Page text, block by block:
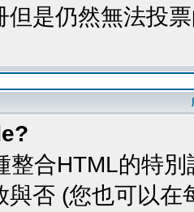
但是仍然無法投
整合HTML的特
與否 (您也可以